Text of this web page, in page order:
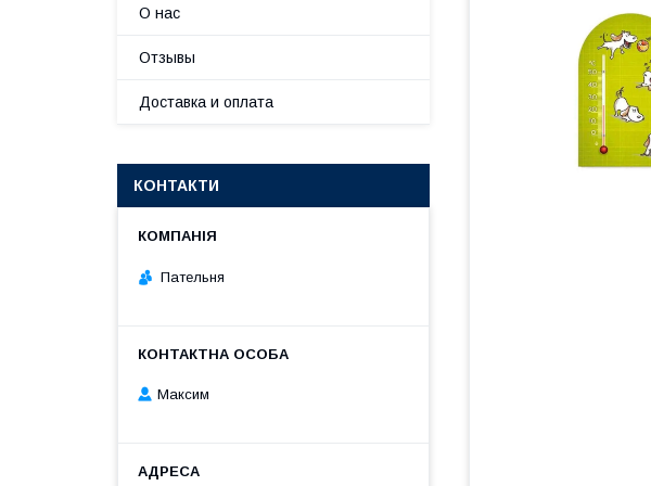
О нас
Отзывы
Доставка и оплата
КОНТАКТИ
Пательня
Максим